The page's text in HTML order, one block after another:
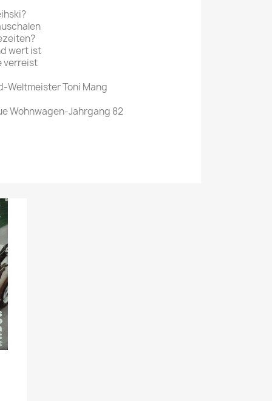
wert ist
verreist
Weltmeister Toni Mang
Wohnwagen-Jahrgang 82